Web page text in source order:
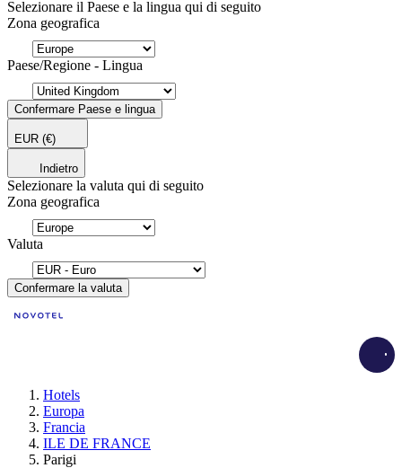
Selezionare il Paese e la lingua qui di seguito
Zona geografica
Paese/Regione - Lingua
Confermare Paese e lingua
EUR (€)
Indietro
Selezionare la valuta qui di seguito
Zona geografica
Valuta
Confermare la valuta
Hotels
Europa
Francia
ILE DE FRANCE
Parigi